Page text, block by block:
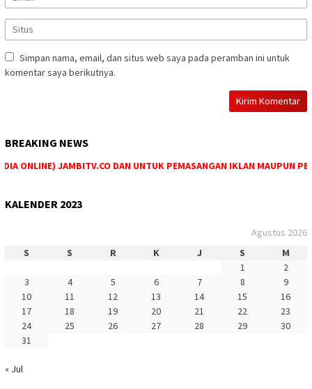
Simpan nama, email, dan situs web saya pada peramban ini untuk
komentar saya berikutnya.
BREAKING NEWS
ONLINE) JAMBITV.CO DAN UNTUK PEMASANGAN IKLAN MAUPUN
KALENDER 2023
Agustus 2026
S
S R K J S
M
1
2
3
4 5 6 7 8
9
10
11 12 13 14 15
16
17
18 19 20 21 22
23
24
25 26 27 28 29
30
31
« Jul